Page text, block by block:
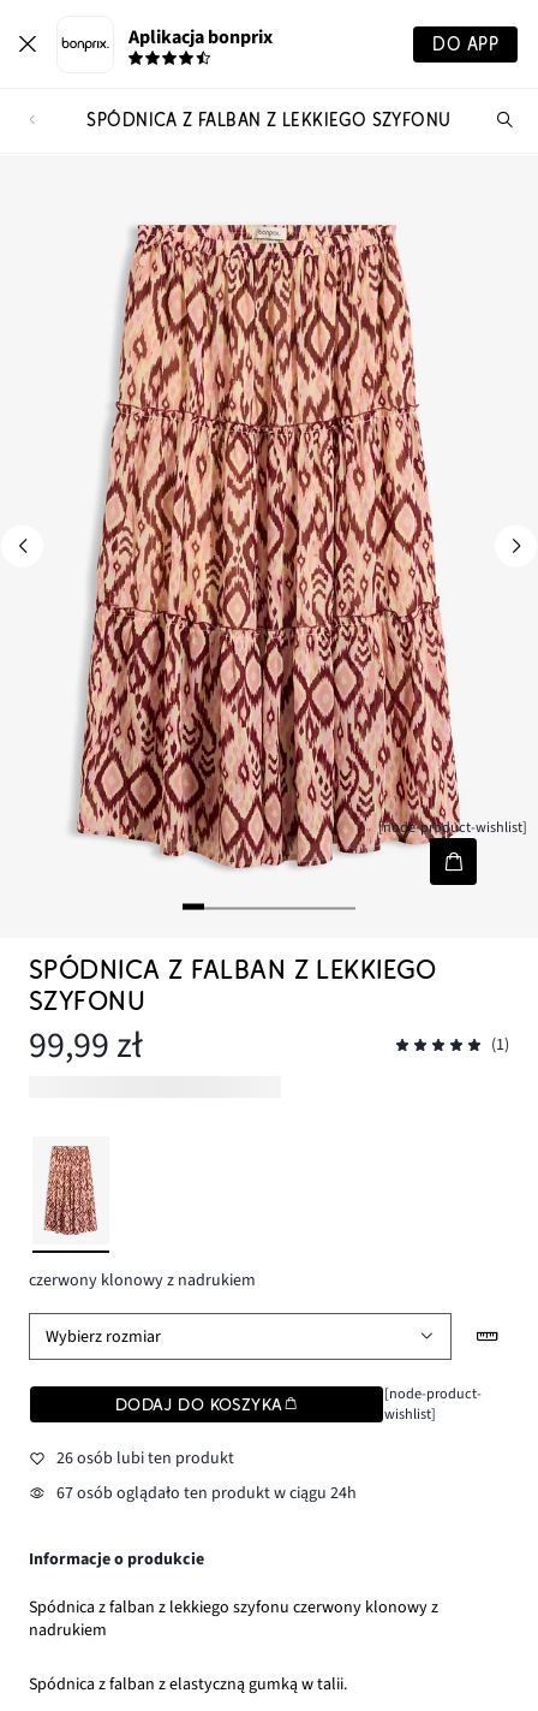
Aplikacja bonprix DO APP
SPÓDNICA Z FALBAN Z LEKKIEGO SZYFONU
[node-product-wishlist]
SPÓDNICA Z FALBAN Z LEKKIEGO
SZYFONU
99,99 zł (1)
czerwony klonowy z nadrukiem
Wybierz rozmiar
DODAJ DO KOSZYKA
[node-product-
wishlist]
26 osób lubi ten produkt
67 osób oglądało ten produkt w ciągu 24h
Informacje o produkcie
Spódnica z falban z lekkiego szyfonu czerwony klonowy z
nadrukiem
Spódnica z falban z elastyczną gumką w talii.